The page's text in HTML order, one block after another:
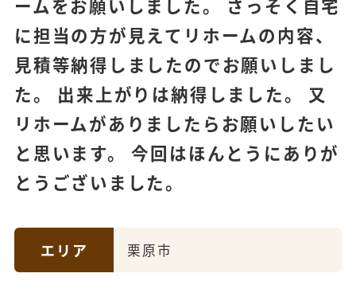
ームをお願いしました。 さっそく自宅
に担当の方が見えてリホームの内容、
見積等納得しましたのでお願いしまし
た。 出来上がりは納得しました。 又
リホームがありましたらお願いしたい
と思います。 今回はほんとうにありが
とうございました。
エリア 栗原市